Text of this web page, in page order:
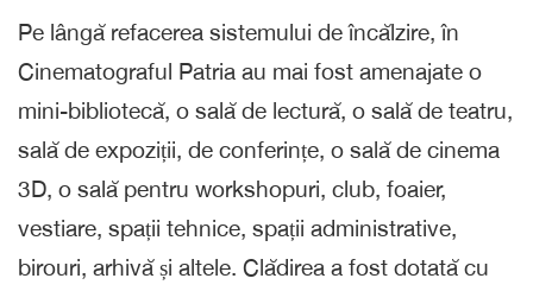
Pe lângă refacerea sistemului de încălzire, în
Cinematograful Patria au mai fost amenajate o
mini-bibliotecă, o sală de lectură, o sală de teatru,
sală de expoziții, de conferințe, o sală de cinema
3D, o sală pentru workshopuri, club, foaier,
vestiare, spații tehnice, spații administrative,
birouri, arhivă și altele. Clădirea a fost dotată cu